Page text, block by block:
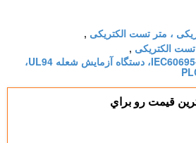
، متر تست الکتریکی ,
الکتریکی ,
دستگاه تست شعله IEC60695-11-4/3، دستگاه آزمایش شعله UL94،
قيمت رو براي